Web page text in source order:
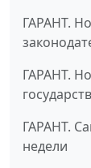
ГАРАНТ.
ГАРАНТ.
ГАРАНТ.
недели